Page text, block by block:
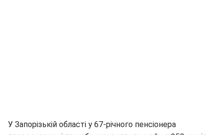
У Запорізькій області у 67-річного пенсіонера